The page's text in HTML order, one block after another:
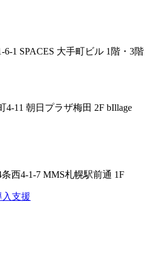
1 SPACES 大手町ビル 1階・3階
4-11 朝日プラザ梅田 2F bIllage
西4-1-7 MMS札幌駅前通 1F
支援